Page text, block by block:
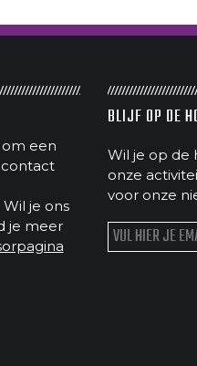
om een
Wil je ons
je meer
BLIJF OP DE
Wil je op de
onze
voor onze